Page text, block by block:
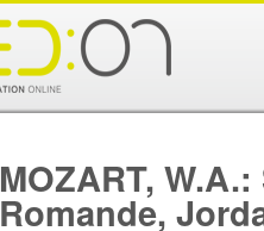
MOZART,
Romande,